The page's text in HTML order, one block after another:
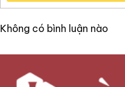
Không có bình luận nào